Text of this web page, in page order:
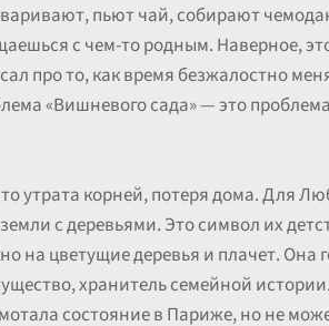
пьют чай, собирают
с чем-то родным. Наверное,
про то, как время безжалостно
«Вишневого сада» — это
утрата корней, потеря дома. Для
с деревьями. Это символ их
на цветущие деревья и плачет. Она
хранитель семейной
состояние в Париже, но не